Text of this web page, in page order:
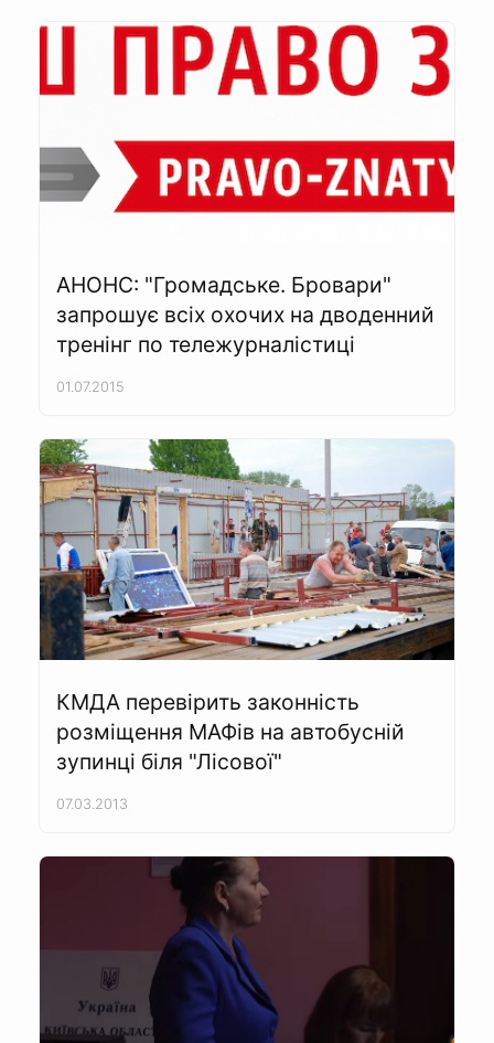
АНОНС: "Громадське. Бровари"
запрошує всіх охочих на дводенний
тренінг по тележурналістиці
01.07.2015
КМДА перевірить законність
розміщення МАФів на автобусній
зупинці біля "Лісової"
07.03.2013